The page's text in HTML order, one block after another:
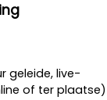
geleide, live-
of ter plaatse)